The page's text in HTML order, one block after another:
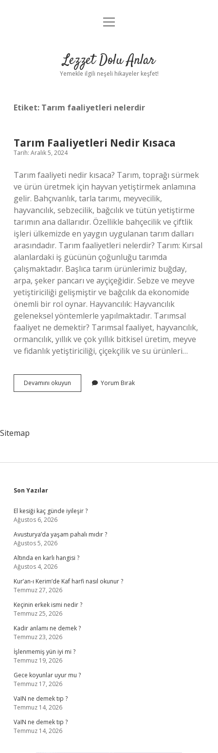
Anasayfa
Yasal Uyarı
menüyü
Lezzet Dolu Anlar
Yemekle ilgili neşeli hikayeler keşfet!
Etiket: Tarım faaliyetleri nelerdir
Tarım Faaliyetleri Nedir Kısaca
Tarih: Aralık 5, 2024
Tarım faaliyeti nedir kısaca? Tarım, toprağı sürmek
ve ürün üretmek için hayvan yetiştirmek anlamına
gelir. Bahçıvanlık, tarla tarımı, meyvecilik,
hayvancılık, sebzecilik, bağcılık ve tütün yetiştirme
tarımın ana dallarıdır. Özellikle bahçecilik ve çiftlik
işleri ülkemizde en yaygın uygulanan tarım dalları
arasındadır. Tarım faaliyetleri nelerdir? Tarım: Kırsal
alanlardaki iş gücünün çoğunluğu tarımda
çalışmaktadır. Başlıca tarım ürünlerimiz buğday,
arpa, şeker pancarı ve ayçiçeğidir. Sebze ve meyve
yetiştiriciliği gelişmiştir ve bağcılık da ekonomide
önemli bir rol oynar. Hayvancılık: Hayvancılık
geleneksel yöntemlerle yapılmaktadır. Tarımsal
faaliyet ne demektir? Tarımsal faaliyet, hayvancılık,
ormancılık, yıllık ve çok yıllık bitkisel üretim, meyve
ve fidanlık yetiştiriciliği, çiçekçilik ve su ürünleri…
Devamını okuyun
Faaliyetleri
Yorum Bırak
Sitemap
Sidebar
Son Yazılar
El kesiği kaç günde iyileşir ?
Ağustos 6, 2026
Avusturya’da yaşam pahalı mıdır ?
Ağustos 5, 2026
Altında en karlı hangisi ?
Ağustos 4, 2026
Kur’an-ı Kerim’de Kaf harfi nasıl okunur ?
Temmuz 27, 2026
Keçinin erkek ismi nedir ?
Temmuz 25, 2026
Kadir anlamı ne demek ?
Temmuz 23, 2026
İşlenmemiş yün iyi mi ?
Temmuz 19, 2026
Gece koyunlar uyur mu ?
Temmuz 17, 2026
VaIN ne demek tıp ?
Temmuz 14, 2026
VaIN ne demek tıp ?
Temmuz 14, 2026